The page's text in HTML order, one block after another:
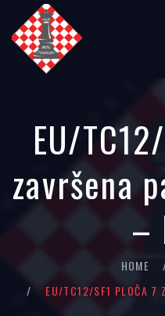
EU/
završena
–
HOME
EU/TC12/SF1 PLOČA 7